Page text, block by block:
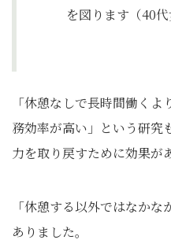
を図ります（40代
「休憩なしで長時間働く
務効率が高い」という研究
力を取り戻すために効果が
「休憩する以外ではなか
ありました。